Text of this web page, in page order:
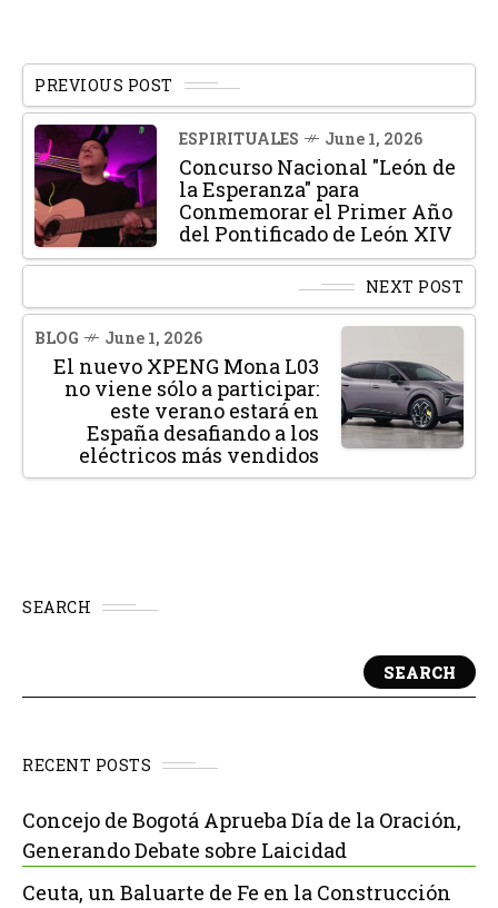
PREVIOUS POST
ESPIRITUALES June 1, 2026
Concurso Nacional "León de
la Esperanza" para
Conmemorar el Primer Año
del Pontificado de León XIV
NEXT POST
BLOG June 1, 2026
El nuevo XPENG Mona L03
no viene sólo a participar:
este verano estará en
España desafiando a los
eléctricos más vendidos
SEARCH
SEARCH
RECENT POSTS
Concejo de Bogotá Aprueba Día de la Oración,
Generando Debate sobre Laicidad
Ceuta, un Baluarte de Fe en la Construcción